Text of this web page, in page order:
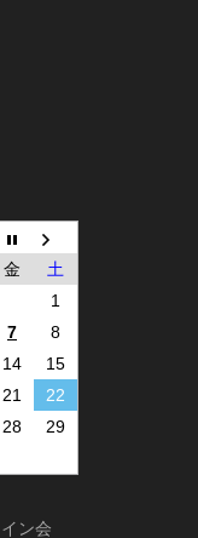
金
土
1
7
8
14
15
21
22
28
29
ン会